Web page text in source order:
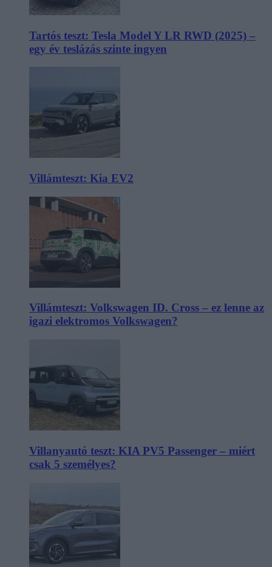
Tartós teszt: Tesla Model Y LR RWD (2025) –
egy év teslázás szinte ingyen
Villámteszt: Kia EV2
Villámteszt: Volkswagen ID. Cross – ez lenne az
igazi elektromos Volkswagen?
Villanyautó teszt: KIA PV5 Passenger – miért
csak 5 személyes?